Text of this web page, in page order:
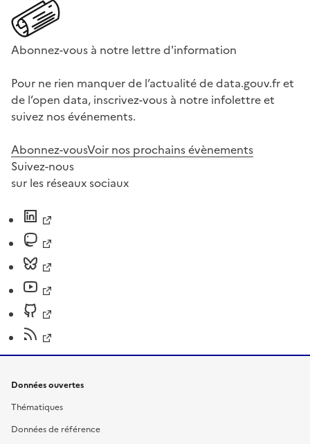
Abonnez-vous à notre lettre d'information
Pour ne rien manquer de l’actualité de data.gouv.fr et
de l’open data, inscrivez-vous à notre infolettre et
suivez nos événements.
Abonnez-vousVoir nos prochains évènements
Suivez-nous
sur les réseaux sociaux
Données ouvertes
Thématiques
Données de référence